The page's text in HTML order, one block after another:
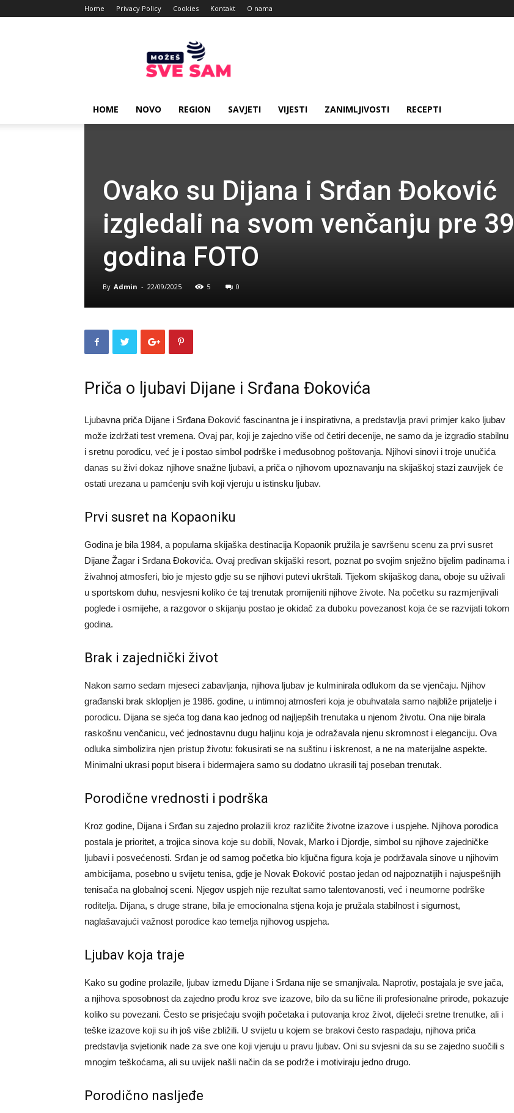
Home Privacy Policy Cookies Kontakt O nama
HOME NOVO REGION SAVJETI VIJESTI ZANIMLJIVOSTI RECEPTI
Ovako su Dijana i Srđan Đoković
izgledali na svom venčanju pre 39
godina FOTO
By Admin - 22/09/2025 5 0
Priča o ljubavi Dijane i Srđana Đokovića
Ljubavna priča Dijane i Srđana Đoković fascinantna je i inspirativna, a predstavlja pravi primjer kako ljubav
može izdržati test vremena. Ovaj par, koji je zajedno više od četiri decenije, ne samo da je izgradio stabilnu
i sretnu porodicu, već je i postao simbol podrške i međusobnog poštovanja. Njihovi sinovi i troje unučića
danas su živi dokaz njihove snažne ljubavi, a priča o njihovom upoznavanju na skijaškoj stazi zauvijek će
ostati urezana u pamćenju svih koji vjeruju u istinsku ljubav.
Prvi susret na Kopaoniku
Godina je bila 1984, a popularna skijaška destinacija Kopaonik pružila je savršenu scenu za prvi susret
Dijane Žagar i Srđana Đokovića. Ovaj predivan skijaški resort, poznat po svojim snježno bijelim padinama i
živahnoj atmosferi, bio je mjesto gdje su se njihovi putevi ukrštali. Tijekom skijaškog dana, oboje su uživali
u sportskom duhu, nesvjesni koliko će taj trenutak promijeniti njihove živote. Na početku su razmjenjivali
poglede i osmijehe, a razgovor o skijanju postao je okidač za duboku povezanost koja će se razvijati tokom
godina.
Brak i zajednički život
Nakon samo sedam mjeseci zabavljanja, njihova ljubav je kulminirala odlukom da se vjenčaju. Njihov
građanski brak sklopljen je 1986. godine, u intimnoj atmosferi koja je obuhvatala samo najbliže prijatelje i
porodicu. Dijana se sjeća tog dana kao jednog od najljepših trenutaka u njenom životu. Ona nije birala
raskošnu venčanicu, već jednostavnu dugu haljinu koja je odražavala njenu skromnost i eleganciju. Ova
odluka simbolizira njen pristup životu: fokusirati se na suštinu i iskrenost, a ne na materijalne aspekte.
Minimalni ukrasi poput bisera i bidermajera samo su dodatno ukrasili taj poseban trenutak.
Porodične vrednosti i podrška
Kroz godine, Dijana i Srđan su zajedno prolazili kroz različite životne izazove i uspjehe. Njihova porodica
postala je prioritet, a trojica sinova koje su dobili, Novak, Marko i Djordje, simbol su njihove zajedničke
ljubavi i posvećenosti. Srđan je od samog početka bio ključna figura koja je podržavala sinove u njihovim
ambicijama, posebno u svijetu tenisa, gdje je Novak Đoković postao jedan od najpoznatijih i najuspešnijih
tenisača na globalnoj sceni. Njegov uspjeh nije rezultat samo talentovanosti, već i neumorne podrške
roditelja. Dijana, s druge strane, bila je emocionalna stjena koja je pružala stabilnost i sigurnost,
naglašavajući važnost porodice kao temelja njihovog uspjeha.
Ljubav koja traje
Kako su godine prolazile, ljubav između Dijane i Srđana nije se smanjivala. Naprotiv, postajala je sve jača,
a njihova sposobnost da zajedno prođu kroz sve izazove, bilo da su lične ili profesionalne prirode, pokazuje
koliko su povezani. Često se prisjećaju svojih početaka i putovanja kroz život, dijeleći sretne trenutke, ali i
teške izazove koji su ih još više zbližili. U svijetu u kojem se brakovi često raspadaju, njihova priča
predstavlja svjetionik nade za sve one koji vjeruju u pravu ljubav. Oni su svjesni da su se zajedno suočili s
mnogim teškoćama, ali su uvijek našli način da se podrže i motiviraju jedno drugo.
Porodično nasljeđe